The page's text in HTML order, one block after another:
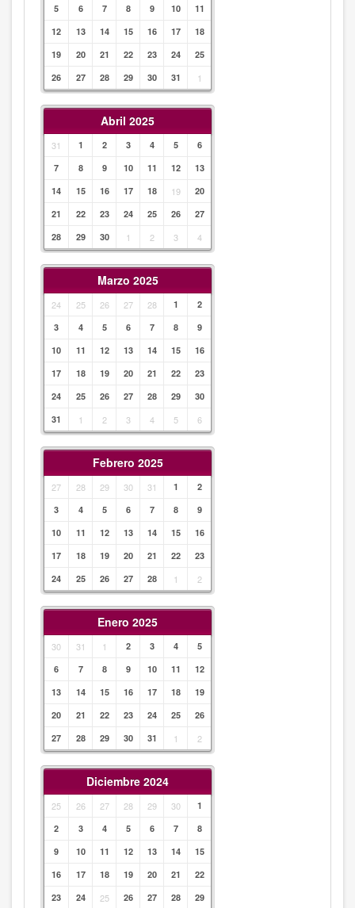
5 6 7 8 9 10
11
12
13 14 15 16 17
18
19
20 21 22 23 24
25
26
27 28 29 30 31 1
Abril 2025
31 1 2 3 4 5
6
7
8 9 10 11 12
13
14
15 16 17 18 19
20
21
22 23 24 25 26
27
28
29 30 1 2 3 4
Marzo 2025
24 25 26 27 28 1
2
3
4 5 6 7 8
9
10
11 12 13 14 15
16
17
18 19 20 21 22
23
24
25 26 27 28 29
30
31
1 2 3 4 5 6
Febrero 2025
27 28 29 30 31 1
2
3
4 5 6 7 8
9
10
11 12 13 14 15
16
17
18 19 20 21 22
23
24
25 26 27 28 1 2
Enero 2025
30 31 1 2 3 4
5
6
7 8 9 10 11
12
13
14 15 16 17 18
19
20
21 22 23 24 25
26
27
28 29 30 31 1 2
Diciembre 2024
25 26 27 28 29 30
1
2
3 4 5 6 7
8
9
10 11 12 13 14
15
16
17 18 19 20 21
22
23
24 25 26 27 28
29